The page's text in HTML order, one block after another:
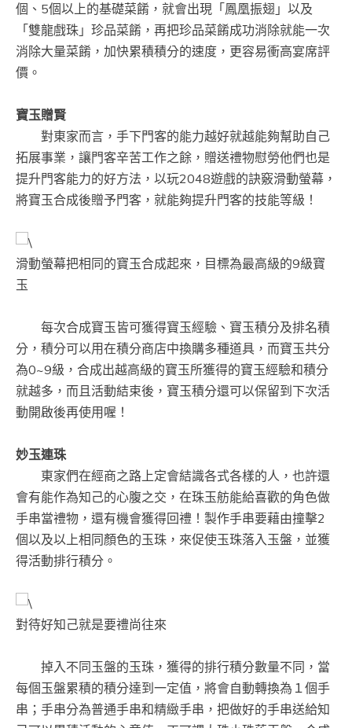
個、5個以上的基礎菜餚，就會出現「鳳凰振翅」以及
「雙龍戲珠」珍品菜餚，再把珍品菜餚成功消除就能一次
消除大量菜餚，加快累積積分的速度，更容易衝高宴席評
價。
寶玉贈賢
對東家而言，手下門客的能力越好就越能夠幫助自己
拓展事業，讓門客辛苦工作之餘，贈送禮物慰勞他們也是
提升門客能力的好方法，以玩2048遊戲的訣竅滑動螢幕，
將寶玉合成後贈予門客，就能夠提升門客的技能等級！
滑動螢幕把相同的寶玉合成起來，目標為最高級的9級寶
玉
每次合成寶玉皆可獲得寶玉經驗、寶玉積分及排名積
分，積分可以用在積分商店中換購多種道具，而寶玉共分
為0~9級，合成出越高級的寶玉所獲得的寶玉經驗和積分
就越多，而且活動結束後，寶玉積分還可以保留到下次活
動開啟後再使用喔！
妙玉連珠
東家們在經商之路上定會結識各式各樣的人，也許還
會有能作為知己的心腹之交，在珠玉舫能給喜歡的角色做
手串當禮物，還有機會獲得回禮！製作手串要藉由撞擊2
個以及以上相同顏色的玉珠，來促使玉珠落入玉盤，並獲
得活動排行積分。
對待好知己就是要禮尚往來
掉入不同玉盤的玉珠，獲得的排行積分數量不同，當
每個玉盤累積的積分達到一定值，將會自動轉換為１個手
串；手串分為普通手串和精緻手串，把做好的手串送給知